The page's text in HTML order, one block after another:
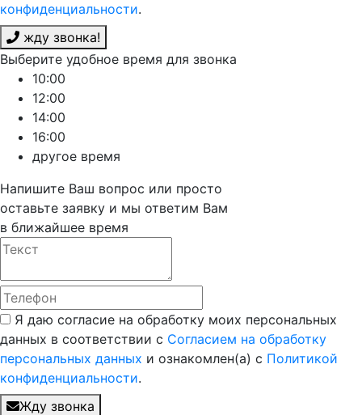
конфиденциальности.
жду звонка!
Выберите удобное время для звонка
10:00
12:00
14:00
16:00
другое время
Напишите Ваш вопрос или просто
оставьте заявку и мы ответим Вам
в ближайшее время
Я даю согласие на обработку моих персональных
данных в соответствии с Согласием на обработку
персональных данных и ознакомлен(а) с Политикой
конфиденциальности.
Жду звонка